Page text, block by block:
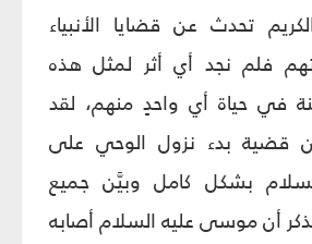
تحدث عن قضايا الأنبياء
فلم نجد أي أثر لمثل هذه
في حياة أي واحدٍ منهم، لقد
قضية بدء نزول الوحي على
بشكل كامل وبيَّن جميع
أن موسى عليه السلام أصابه